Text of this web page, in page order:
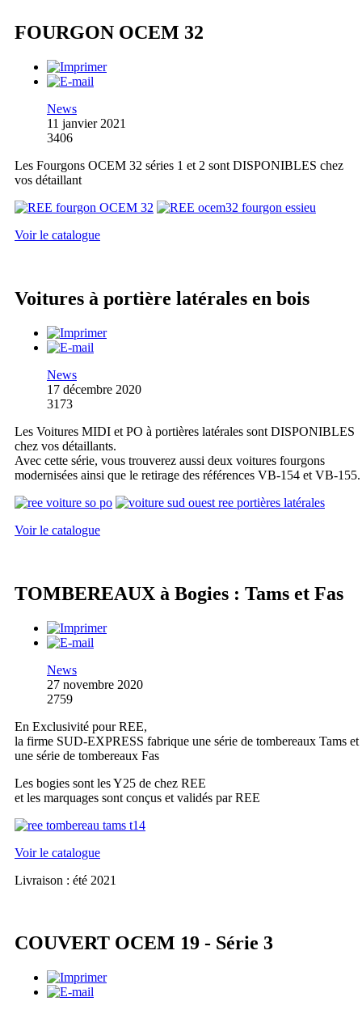
FOURGON OCEM 32
News
11 janvier 2021
3406
Les Fourgons OCEM 32 séries 1 et 2 sont DISPONIBLES chez
vos détaillant
Voir le catalogue
Voitures à portière latérales en bois
News
17 décembre 2020
3173
Les Voitures MIDI et PO à portières latérales sont DISPONIBLES
chez vos détaillants.
Avec cette série, vous trouverez aussi deux voitures fourgons
modernisées ainsi que le retirage des références VB-154 et VB-155.
Voir le catalogue
TOMBEREAUX à Bogies : Tams et Fas
News
27 novembre 2020
2759
En Exclusivité pour REE,
la firme SUD-EXPRESS fabrique une série de tombereaux Tams et
une série de tombereaux Fas
Les bogies sont les Y25 de chez REE
et les marquages sont conçus et validés par REE
Voir le catalogue
Livraison : été 2021
COUVERT OCEM 19 - Série 3